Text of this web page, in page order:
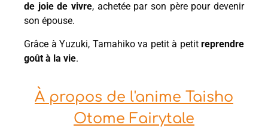
de joie de vivre, achetée par son père pour devenir
son épouse.
Grâce à Yuzuki, Tamahiko va petit à petit reprendre
goût à la vie.
À propos de l'anime Taisho
Otome Fairytale